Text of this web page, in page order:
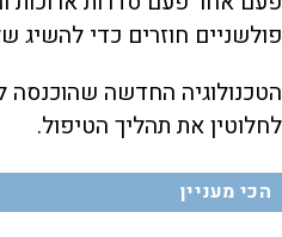
פולשניים חוזרים כדי להשיג
הטכנולוגיה החדשה
לחלוטין את תהליך הטיפול.
הכי מעניין